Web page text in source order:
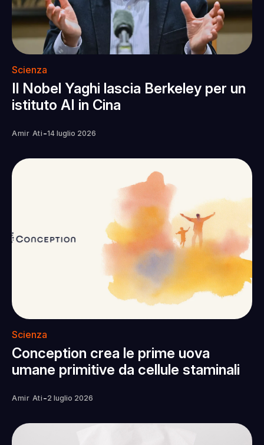
Scienza
Il Nobel Yaghi lascia Berkeley per un
istituto AI in Cina
Amir Ati -14 luglio 2026
Scienza
Conception crea le prime uova
umane primitive da cellule staminali
Amir Ati -2 luglio 2026